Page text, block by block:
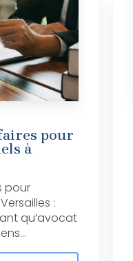
pour
à
pour
:
qu’avocat